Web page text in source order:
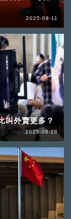
2025-09-11
叫外賣更多？
2025-08-28